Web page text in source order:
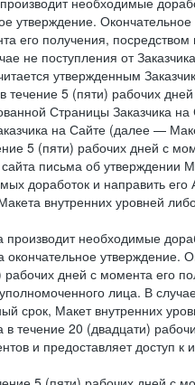
утверждение.
его получения,
не поступления от
утвержденным
течение 5 (пяти) рабочих
Страницы Заказчика
на Сайте (далее —
5 (пяти) рабочих дней с
письма об утверждении
доработок и направить
внутренних уровней
необходимые
окончательное
рабочих дней с момента его
лица. В
срок, Макет внутренних
течение 20 (двадцати)
и предоставляет доступ